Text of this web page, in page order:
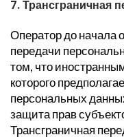
7. Трансграничная
Оператор до начала
передачи
том, что
которого
персональных
защита прав
Трансграничная